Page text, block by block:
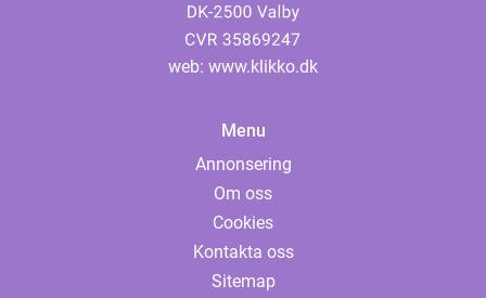
web: www.klikko.dk
Menu
Annonsering
Om oss
Cookies
Kontakta oss
Sitemap